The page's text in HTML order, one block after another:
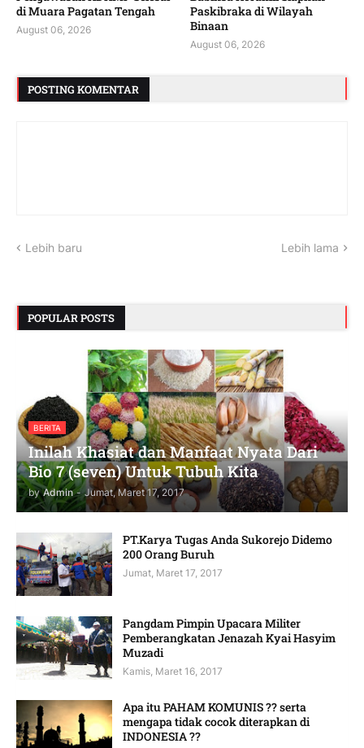
di Muara Pagatan Tengah
August 06, 2026
Paskibraka di Wilayah
Binaan
August 06, 2026
POSTING KOMENTAR
Lebih baru Lebih lama
POPULAR POSTS
BERITA
Inilah Khasiat dan Manfaat Nyata Dari
Bio 7 (seven) Untuk Tubuh Kita
by Admin - Jumat, Maret 17, 2017
PT.Karya Tugas Anda Sukorejo Didemo
200 Orang Buruh
Jumat, Maret 17, 2017
Pangdam Pimpin Upacara Militer
Pemberangkatan Jenazah Kyai Hasyim
Muzadi
Kamis, Maret 16, 2017
Apa itu PAHAM KOMUNIS ?? serta
mengapa tidak cocok diterapkan di
INDONESIA ??